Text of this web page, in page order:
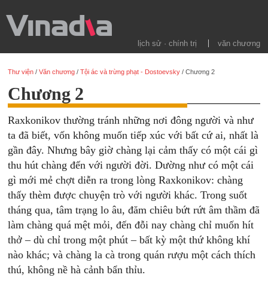
lịch sử · chính trị văn chương
Thư viện /Văn chương /Tội ác và trừng phạt - Dostoevsky /Chương 2
Chương 2
Raxkonikov thường tránh những nơi đông người và như
ta đã biết, vốn không muốn tiếp xúc với bất cứ ai, nhất là
gần đây. Nhưng bây giờ chàng lại cảm thấy có một cái gì
thu hút chàng đến với người đời. Dường như có một cái
gì mới mẻ chợt diễn ra trong lòng Raxkonikov: chàng
thấy thèm được chuyện trò với người khác. Trong suốt
tháng qua, tâm trạng lo âu, đăm chiêu bứt rứt âm thầm đã
làm chàng quá mệt mỏi, đến đỗi nay chàng chỉ muốn hít
thở – dù chỉ trong một phút – bất kỳ một thứ không khí
nào khác; và chàng la cà trong quán rượu một cách thích
thú, không nề hà cảnh bẩn thỉu.